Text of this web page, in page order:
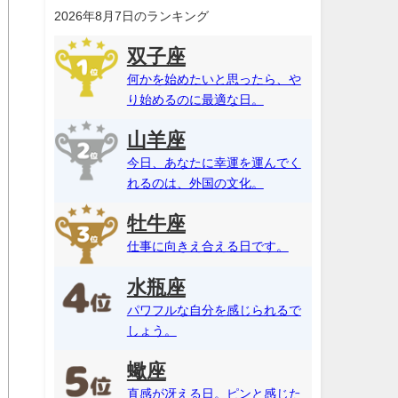
2026年8月7日のランキング
双子座
何かを始めたいと思ったら、や
り始めるのに最適な日。
山羊座
今日、あなたに幸運を運んでく
れるのは、外国の文化。
牡牛座
仕事に向きえ合える日です。
水瓶座
パワフルな自分を感じられるで
しょう。
蠍座
直感が冴える日。ピンと感じた